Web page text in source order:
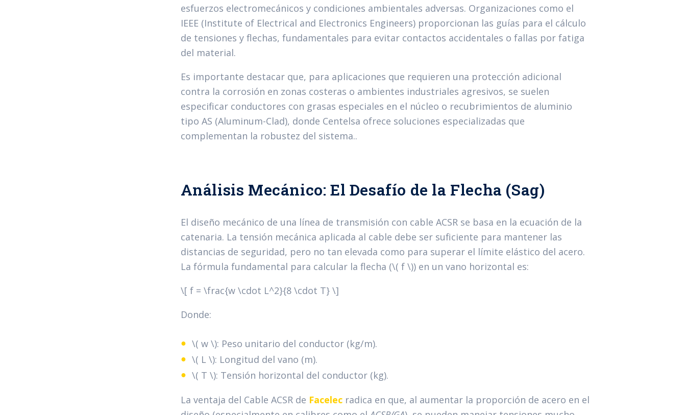
esfuerzos electromecánicos y condiciones ambientales adversas. Organizaciones como el
IEEE (Institute of Electrical and Electronics Engineers) proporcionan las guías para el cálculo
de tensiones y flechas, fundamentales para evitar contactos accidentales o fallas por fatiga
del material.
Es importante destacar que, para aplicaciones que requieren una protección adicional
contra la corrosión en zonas costeras o ambientes industriales agresivos, se suelen
especificar conductores con grasas especiales en el núcleo o recubrimientos de aluminio
tipo AS (Aluminum-Clad), donde Centelsa ofrece soluciones especializadas que
complementan la robustez del sistema..
Análisis Mecánico: El Desafío de la Flecha (Sag)
El diseño mecánico de una línea de transmisión con cable ACSR se basa en la ecuación de la
catenaria. La tensión mecánica aplicada al cable debe ser suficiente para mantener las
distancias de seguridad, pero no tan elevada como para superar el límite elástico del acero.
La fórmula fundamental para calcular la flecha (\( f \)) en un vano horizontal es:
\[ f = \frac{w \cdot L^2}{8 \cdot T} \]
Donde:
\( w \): Peso unitario del conductor (kg/m).
\( L \): Longitud del vano (m).
\( T \): Tensión horizontal del conductor (kg).
La ventaja del Cable ACSR de Facelecradica en que, al aumentar la proporción de acero en el